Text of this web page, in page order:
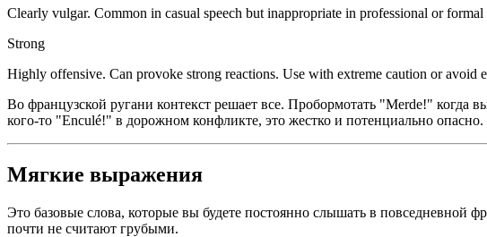
Clearly vulgar. Common in casual speech but inappropriate in professional or formal
Strong
Highly offensive. Can provoke strong reactions. Use with extreme caution or avoid
Во французской ругани контекст решает все. Пробормотать "Merde!" когда
кого-то "Enculé!" в дорожном конфликте, это жестко и потенциально опасно.
Мягкие выражения
Это базовые слова, которые вы будете постоянно слышать в повседневной
почти не считают грубыми.